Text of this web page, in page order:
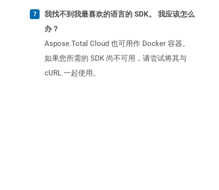
我找不到我最喜欢的语言的 SDK。 我应该怎么
办？
Aspose.Total Cloud 也可用作 Docker 容器。
如果您所需的 SDK 尚不可用，请尝试将其与
cURL 一起使用。